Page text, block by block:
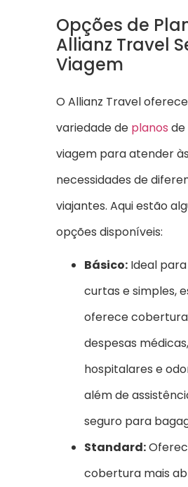
Opções de
Allianz Travel
Viagem
O Allianz Travel
variedade de planos de
viagem para atender às
necessidades de
viajantes. Aqui estão
opções disponíveis:
Básico: Ideal
curtas e simples,
oferece
despesas médicas,
hospitalares e
além de
seguro para
Standard:
cobertura mais